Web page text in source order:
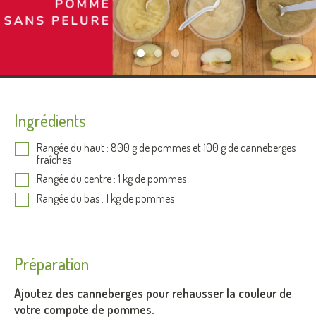
Ingrédients
Rangée du haut : 800 g de pommes et 100 g de canneberges
fraîches
Rangée du centre : 1 kg de pommes
Rangée du bas : 1 kg de pommes
Préparation
Ajoutez des canneberges pour rehausser la couleur de
votre compote de pommes.